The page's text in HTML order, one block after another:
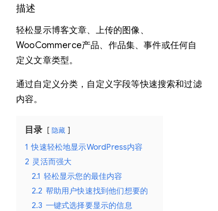
V
I
E
W
P
R
描述
轻松显示博客文章、上传的图像、
WooCommerce产品、作品集、事件或任何自
定义文章类型。
通过自定义分类，自定义字段等快速搜索和过滤
内容。
目录 隐藏
1 快速轻松地显示WordPress内容
2 灵活而强大
2.1 轻松显示您的最佳内容
2.2 帮助用户快速找到他们想要的
2.3 一键式选择要显示的信息